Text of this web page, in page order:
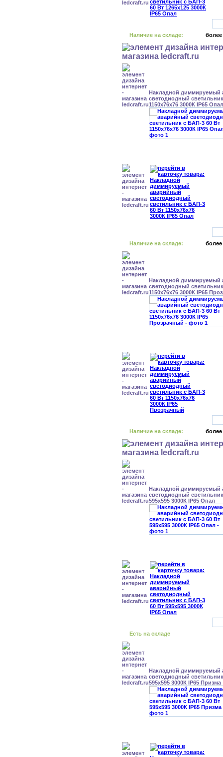
Наличие на складе: более
Накладной диммируемый
светодиодный
1150x76x76 3000К IP65 Опал
Наличие на складе: более
Накладной диммируемый
светодиодный
1150x76x76 3000К IP65
Наличие на складе: более
Накладной диммируемый
светодиодный
595x595 3000К IP65 Опал
Есть на складе
Накладной диммируемый
светодиодный
595x595 3000К IP65 Призма